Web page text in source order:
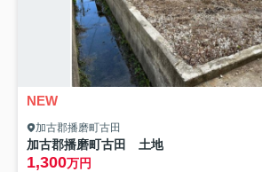
NEW
加古郡播磨町古田
加古郡播磨町古田 土地
1,300万円